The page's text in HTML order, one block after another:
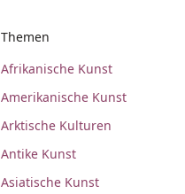
Themen
Afrikanische Kunst
Amerikanische Kunst
Arktische Kulturen
Antike Kunst
Asiatische Kunst